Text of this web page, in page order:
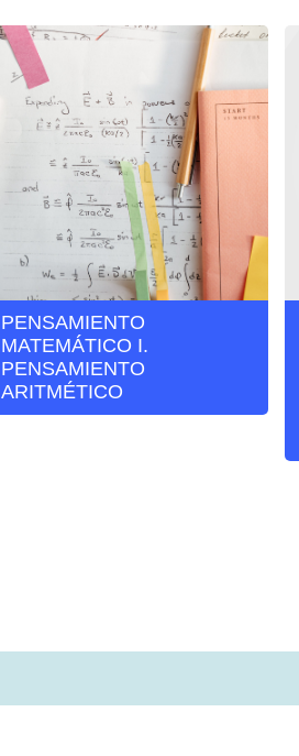
PENSAMIENTO
MATEMÁTICO I.
PENSAMIENTO
ARITMÉTICO